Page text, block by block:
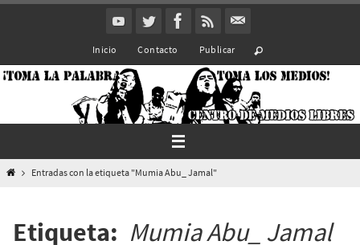
Inicio Contacto Publicar
InicioEntradas con la etiqueta "Mumia Abu_ Jamal"
Etiqueta: Mumia Abu_ Jamal